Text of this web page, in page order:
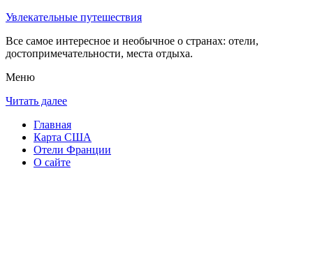
Увлекательные путешествия
Все самое интересное и необычное о странах: отели,
достопримечательности, места отдыха.
Меню
Читать далее
Главная
Карта США
Отели Франции
О сайте